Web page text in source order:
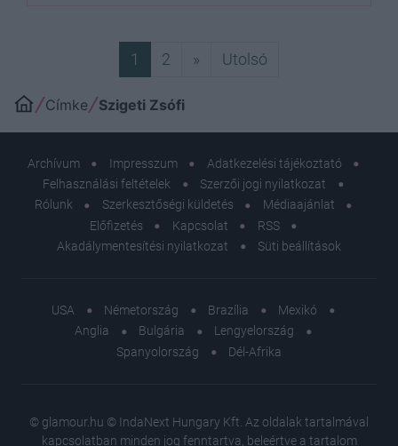
1 2 » Következő
Utolsó
Címke Szigeti Zsófi
Archívum Impresszum
Adatkezelési tájékoztató
Felhasználási feltételek
Szerzői jogi nyilatkozat
Rólunk
Szerkesztőségi küldetés
Médiaajánlat
Előfizetés
Kapcsolat
RSS
Akadálymentesítési nyilatkozat
Süti beállítások
USA Németország Brazília
Mexikó
Anglia
Bulgária
Lengyelország
Spanyolország
Dél-Afrika
© glamour.hu © IndaNext Hungary Kft. Az oldalak tartalmával
kapcsolatban minden jog fenntartva, beleértve a tartalom